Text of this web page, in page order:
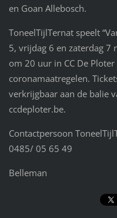
en Goan Allebosch.
ToneelTijlTernat speelt
5, vrijdag 6 en zaterdag 7
om 20 uur in CC De
coronamaatregelen.
verkrijgbaar aan de balie
ccdeploter.be.
Contactpersoon
0485/ 05 65 49
Belleman